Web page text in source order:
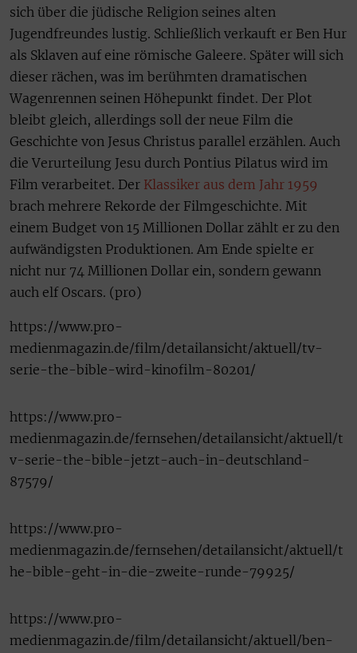
sich über die jüdische Religion seines alten
Jugendfreundes lustig. Schließlich verkauft er Ben Hur
als Sklaven auf eine römische Galeere. Später will sich
dieser rächen, was im berühmten dramatischen
Wagenrennen seinen Höhepunkt findet. Der Plot
bleibt gleich, allerdings soll der neue Film die
Geschichte von Jesus Christus parallel erzählen. Auch
die Verurteilung Jesu durch Pontius Pilatus wird im
Film verarbeitet. Der Klassiker aus dem Jahr 1959
brach mehrere Rekorde der Filmgeschichte. Mit
einem Budget von 15 Millionen Dollar zählt er zu den
aufwändigsten Produktionen. Am Ende spielte er
nicht nur 74 Millionen Dollar ein, sondern gewann
auch elf Oscars. (pro)
https://www.pro-
medienmagazin.de/film/detailansicht/aktuell/tv-
serie-the-bible-wird-kinofilm-80201/
https://www.pro-
medienmagazin.de/fernsehen/detailansicht/aktuell/t
v-serie-the-bible-jetzt-auch-in-deutschland-
87579/
https://www.pro-
medienmagazin.de/fernsehen/detailansicht/aktuell/t
he-bible-geht-in-die-zweite-runde-79925/
https://www.pro-
medienmagazin.de/film/detailansicht/aktuell/ben-